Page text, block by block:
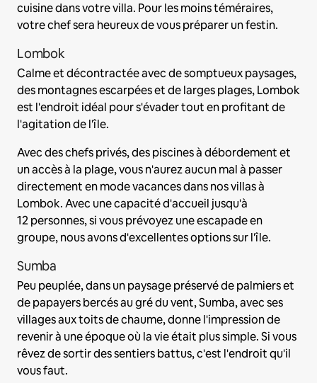
cuisine dans votre villa. Pour les moins téméraires,
votre chef sera heureux de vous préparer un festin.
Lombok
Calme et décontractée avec de somptueux paysages,
des montagnes escarpées et de larges plages, Lombok
est l'endroit idéal pour s'évader tout en profitant de
l'agitation de l'île.
Avec des chefs privés, des piscines à débordement et
un accès à la plage, vous n'aurez aucun mal à passer
directement en mode vacances dans nos villas à
Lombok. Avec une capacité d'accueil jusqu'à
12 personnes, si vous prévoyez une escapade en
groupe, nous avons d'excellentes options sur l'île.
Sumba
Peu peuplée, dans un paysage préservé de palmiers et
de papayers bercés au gré du vent, Sumba, avec ses
villages aux toits de chaume, donne l'impression de
revenir à une époque où la vie était plus simple. Si vous
rêvez de sortir des sentiers battus, c'est l'endroit qu'il
vous faut.